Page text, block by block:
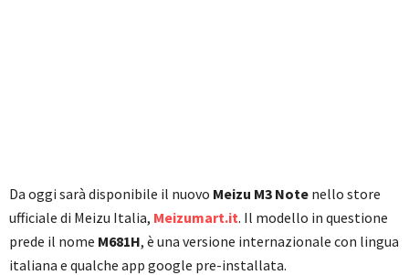
Da oggi sarà disponibile il nuovo Meizu M3 Note nello store
ufficiale di Meizu Italia, Meizumart.it. Il modello in questione
prede il nome M681H, è una versione internazionale con lingua
italiana e qualche app google pre-installata.